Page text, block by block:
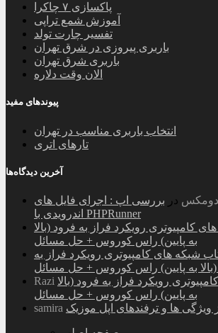
پاکسازی ۷ چاکرا
آموزش شمع تراپی
تفسیر چارت تولد
باربری پیروزی در شرق تهران
باربری شرق تهران
الان وقت دلاره
پیوندهای مفید
انتخاب باربری مناسب در تهران
تارهای اتری
آخرین دیدگاه‌ها
دومکس در بررسی اپ : اجرای فایل های PHP در گوشی
اندرویدی با PHPRunner
کامپیوتری رویکرد فراز به فرود (بالا
به پایین) راس کوروس + حل مسائل
شبکه های کامپیوتری رویکرد فراز به
به پایین) راس کوروس + حل مسائل
Razi رویکرد فراز به فرود (بالا
به پایین) راس کوروس + حل مسائل
samira